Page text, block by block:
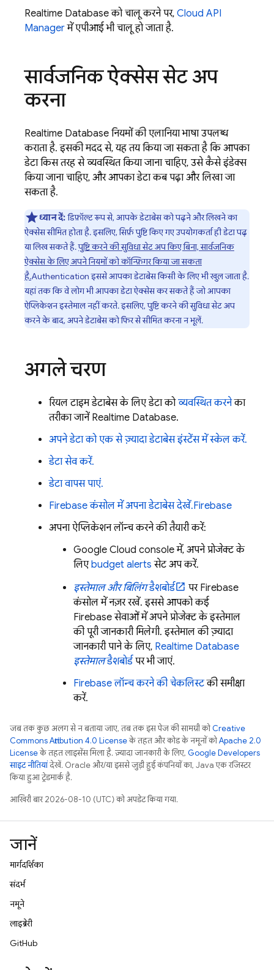
Realtime Databaseको चालू करने पर, Cloud API
Managerमें एपीआई भी चालू हो जाता है.
सार्वजनिक ऐक्सेस सेट अप
करना
Realtime Database नियमों की एलानिया भाषा उपलब्ध
कराता है. इसकी मदद से, यह तय किया जा सकता है कि आपका
डेटा किस तरह से व्यवस्थित किया जाना चाहिए, उसे कैसे इंडेक्स
किया जाना चाहिए, और आपका डेटा कब पढ़ा और लिखा जा
सकता है.
ध्यान दें:डिफ़ॉल्ट रूप से, आपके डेटाबेस को पढ़ने और लिखने का
ऐक्सेस सीमित होता है. इसलिए, सिर्फ़ पुष्टि किए गए उपयोगकर्ता ही डेटा पढ़
या लिख सकते हैं.पुष्टि करने की सुविधा सेट अप किए बिना, सार्वजनिक
ऐक्सेस के लिए अपने नियमों को कॉन्फ़िगर किया जा सकता
है.Authenticationइससे आपका डेटाबेस किसी के लिए भी खुल जाता है.
यहां तक कि वे लोग भी आपका डेटा ऐक्सेस कर सकते हैं जो आपका
ऐप्लिकेशन इस्तेमाल नहीं करते. इसलिए, पुष्टि करने की सुविधा सेट अप
करने के बाद, अपने डेटाबेस को फिर से सीमित करना न भूलें.
अगले चरण
रियल टाइम डेटाबेस के लिए डेटा कोव्यवस्थित करनेका
तरीका जानें Realtime Database.
अपने डेटा को एक से ज़्यादा डेटाबेस इंस्टेंस में स्केल करें.
डेटा सेव करें.
डेटा वापस पाएं.
Firebase कंसोल में अपना डेटाबेस देखें.Firebase
अपना ऐप्लिकेशन लॉन्च करने की तैयारी करें:
Google Cloud console में, अपने प्रोजेक्ट के
लिएbudget alerts सेट अप करें.
इस्तेमाल और बिलिंगडैशबोर्ड पर Firebase
कंसोल में नज़र रखें. इससे आपको कई
Firebase सेवाओं में अपने प्रोजेक्ट के इस्तेमाल
की पूरी जानकारी मिलेगी. इस्तेमाल की ज़्यादा
जानकारी पाने के लिए, Realtime Database
इस्तेमालडैशबोर्ड पर भी जाएं.
Firebase लॉन्च करने की चेकलिस्टकी समीक्षा
करें.
जब तक कुछ अलग से न बताया जाए, तब तक इस पेज की सामग्री कोCreative
Commons Attribution 4.0 Licenseके तहत और कोड के नमूनों कोApache 2.0
Licenseके तहत लाइसेंस मिला है. ज़्यादा जानकारी के लिए, Google Developers
साइट नीतियांदेखें. Oracle और/या इससे जुड़ी हुई कंपनियों का, Java एक रजिस्टर
किया हुआ ट्रेडमार्क है.
आखिरी बार 2026-08-10 (UTC) को अपडेट किया गया.
जानें
मार्गदर्शिका
संदर्भ
नमूने
लाइब्रेरी
GitHub